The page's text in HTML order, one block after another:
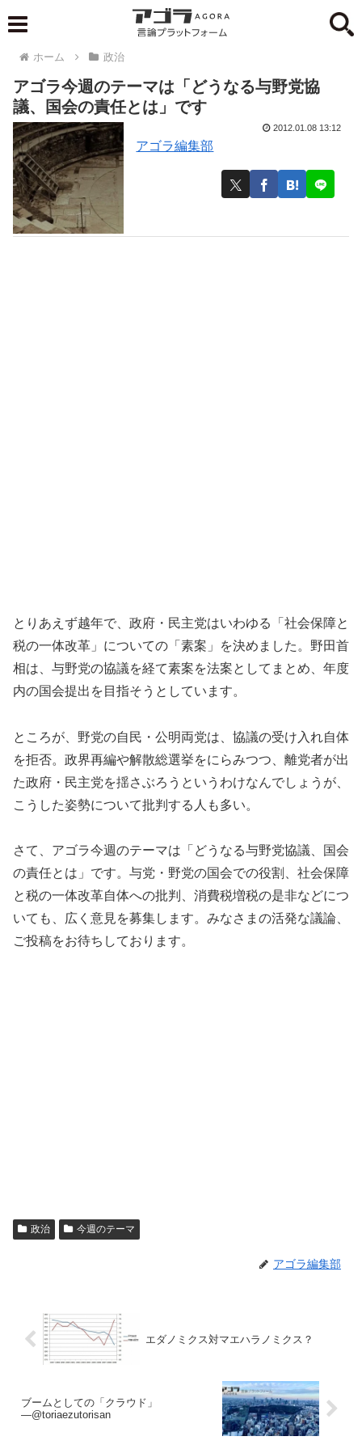
ホーム 政治
アゴラ今週のテーマは「どうなる与野党協
議、国会の責任とは」です
アゴラ編集部
2012.01.08 13:12
とりあえず越年で、政府・民主党はいわゆる「社会保障と
税の一体改革」についての「素案」を決めました。野田首
相は、与野党の協議を経て素案を法案としてまとめ、年度
内の国会提出を目指そうとしています。
ところが、野党の自民・公明両党は、協議の受け入れ自体
を拒否。政界再編や解散総選挙をにらみつつ、離党者が出
た政府・民主党を揺さぶろうというわけなんでしょうが、
こうした姿勢について批判する人も多い。
さて、アゴラ今週のテーマは「どうなる与野党協議、国会
の責任とは」です。与党・野党の国会での役割、社会保障
と税の一体改革自体への批判、消費税増税の是非などにつ
いても、広く意見を募集します。みなさまの活発な議論、
ご投稿をお待ちしております。
政治 今週のテーマ
アゴラ編集部
エダノミクス対マエハラノミクス？
ブームとしての「クラウド」
―@toriaezutorisan